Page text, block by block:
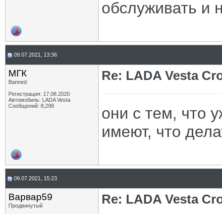
обслуживать и
09.07.2021, 13:36
МГК
Banned
Регистрация: 17.08.2020
Автомобиль: LADA Vesta
Сообщений: 8,298
Re: LADA Vesta
они с тем, что
имеют, что
09.07.2021, 15:23
Варвар59
Продвинутый
Re: LADA Vesta